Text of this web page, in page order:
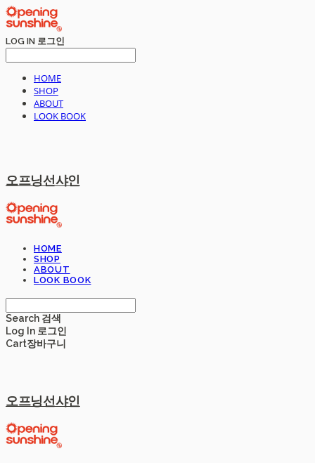
LOG IN 로그인
HOME
SHOP
ABOUT
LOOK BOOK
오프닝선샤인
HOME
SHOP
ABOUT
LOOK BOOK
Search 검색
Log In 로그인
Cart장바구니
오프닝선샤인